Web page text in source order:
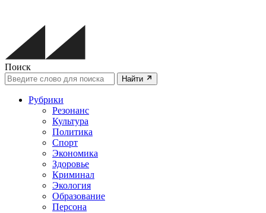
Поиск
Найти
Рубрики
Резонанс
Культура
Политика
Спорт
Экономика
Здоровье
Криминал
Экология
Образование
Персона